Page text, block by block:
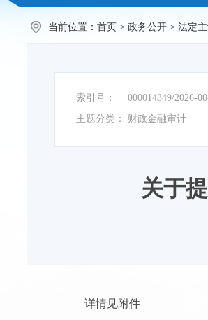
当前位置： 首页 > 政务公开 > 法定
索引号：
000014349/2026-
主题分类：
财政金融审计
关于
详情见附件